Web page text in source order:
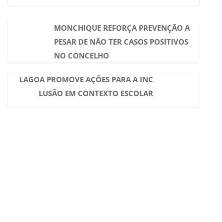
MONCHIQUE REFORÇA PREVENÇÃO A
PESAR DE NÃO TER CASOS POSITIVOS
NO CONCELHO
LAGOA PROMOVE AÇÕES PARA A INC
LUSÃO EM CONTEXTO ESCOLAR